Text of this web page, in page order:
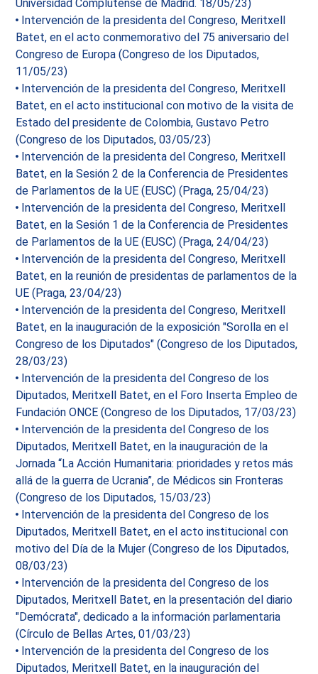
Universidad Complutense de Madrid. 18/05/23)
Intervención de la presidenta del Congreso, Meritxell
Batet, en el acto conmemorativo del 75 aniversario del
Congreso de Europa (Congreso de los Diputados,
11/05/23)
Intervención de la presidenta del Congreso, Meritxell
Batet, en el acto institucional con motivo de la visita de
Estado del presidente de Colombia, Gustavo Petro
(Congreso de los Diputados, 03/05/23)
Intervención de la presidenta del Congreso, Meritxell
Batet, en la Sesión 2 de la Conferencia de Presidentes
de Parlamentos de la UE (EUSC) (Praga, 25/04/23)
Intervención de la presidenta del Congreso, Meritxell
Batet, en la Sesión 1 de la Conferencia de Presidentes
de Parlamentos de la UE (EUSC) (Praga, 24/04/23)
Intervención de la presidenta del Congreso, Meritxell
Batet, en la reunión de presidentas de parlamentos de la
UE (Praga, 23/04/23)
Intervención de la presidenta del Congreso, Meritxell
Batet, en la inauguración de la exposición "Sorolla en el
Congreso de los Diputados" (Congreso de los Diputados,
28/03/23)
Intervención de la presidenta del Congreso de los
Diputados, Meritxell Batet, en el Foro Inserta Empleo de
Fundación ONCE (Congreso de los Diputados, 17/03/23)
Intervención de la presidenta del Congreso de los
Diputados, Meritxell Batet, en la inauguración de la
Jornada “La Acción Humanitaria: prioridades y retos más
allá de la guerra de Ucrania”, de Médicos sin Fronteras
(Congreso de los Diputados, 15/03/23)
Intervención de la presidenta del Congreso de los
Diputados, Meritxell Batet, en el acto institucional con
motivo del Día de la Mujer (Congreso de los Diputados,
08/03/23)
Intervención de la presidenta del Congreso de los
Diputados, Meritxell Batet, en la presentación del diario
"Demócrata", dedicado a la información parlamentaria
(Círculo de Bellas Artes, 01/03/23)
Intervención de la presidenta del Congreso de los
Diputados, Meritxell Batet, en la inauguración del